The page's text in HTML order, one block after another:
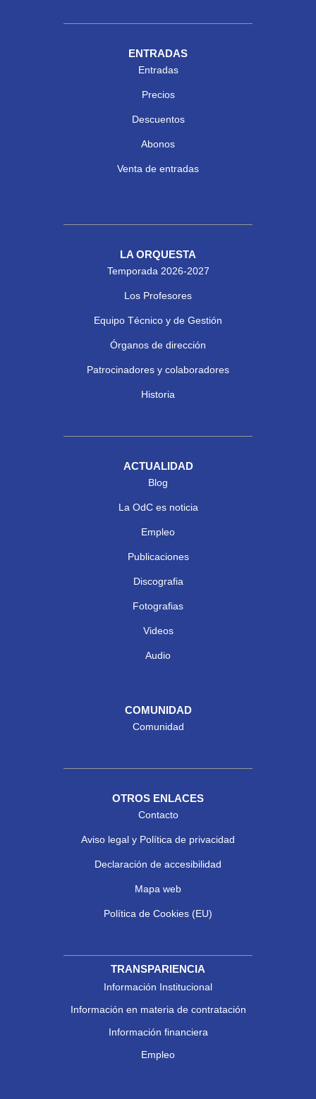
ENTRADAS
Entradas
Precios
Descuentos
Abonos
Venta de entradas
LA ORQUESTA
Temporada 2026-2027
Los Profesores
Equipo Técnico y de Gestión
Órganos de dirección
Patrocinadores y colaboradores
Historia
ACTUALIDAD
Blog
La OdC es noticia
Empleo
Publicaciones
Discografia
Fotografias
Videos
Audio
COMUNIDAD
Comunidad
OTROS ENLACES
Contacto
Aviso legal y Política de privacidad
Declaración de accesibilidad
Mapa web
Política de Cookies (EU)
TRANSPARIENCIA
Información Institucional
Información en materia de contratación
Información financiera
Empleo